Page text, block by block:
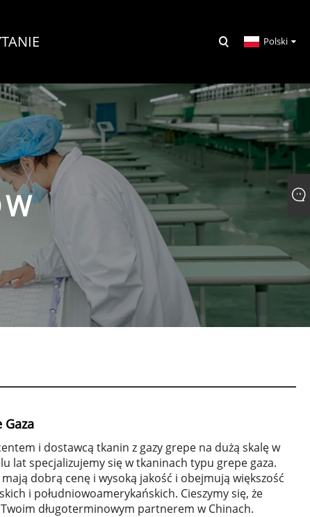
Polski
Gaza
i dostawcą tkanin z gazy grepe na dużą skalę w
lat specjalizujemy się w tkaninach typu grepe gaza.
dobrą cenę i wysoką jakość i obejmują większość
i południowoamerykańskich. Cieszymy się, że
długoterminowym partnerem w Chinach.